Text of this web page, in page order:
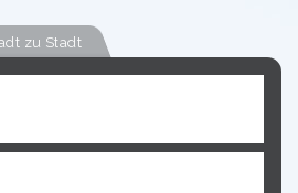
zu Stadt